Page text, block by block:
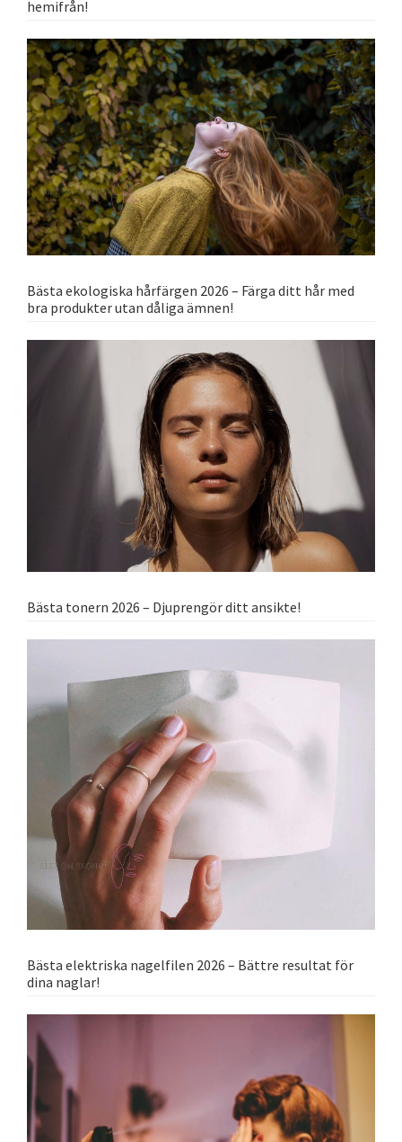
hemifrån!
Bästa ekologiska hårfärgen 2026 – Färga ditt hår med
bra produkter utan dåliga ämnen!
Bästa tonern 2026 – Djuprengör ditt ansikte!
Bästa elektriska nagelfilen 2026 – Bättre resultat för
dina naglar!